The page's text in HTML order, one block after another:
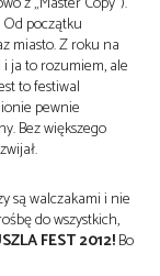
początku
miasto. Z roku na
ja to rozumiem, ale
to festiwal
pewnie
Bez większego
są walczakami i nie
do wszystkich,
FEST 2012!Bo